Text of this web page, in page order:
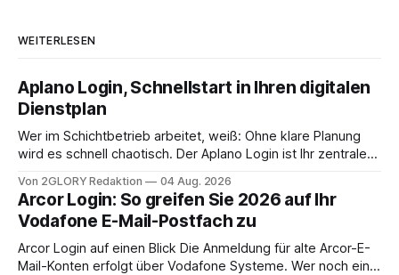
WEITERLESEN
Aplano Login, Schnellstart in Ihren digitalen
Dienstplan
Wer im Schichtbetrieb arbeitet, weiß: Ohne klare Planung
wird es schnell chaotisch. Der Aplano Login ist Ihr zentraler
abwesenheiten und die gesamte kommunikation rund um
Ihr personal digital zu organisieren. In diesem Leitfaden
erfahren Sie alles, was Sie für einen reibungslosen Einstieg
brauchen, von der Registrierung
Von 2GLORY Redaktion 04 Aug. 2026
Arcor Login: So greifen Sie 2026 auf Ihr
Vodafone E-Mail-Postfach zu
Arcor Login auf einen Blick Die Anmeldung für alte Arcor-E-
Mail-Konten erfolgt über Vodafone Systeme. Wer noch eine